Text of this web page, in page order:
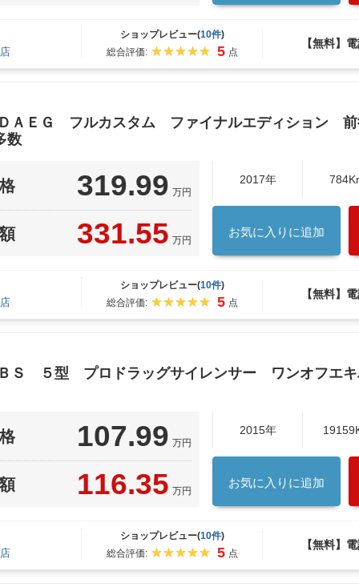
ショップレビュー(10件)
総合評価:
5 点
【無料】
ＡＥＧ フルカスタム ファイナルエディション
数
319.99 万円
331.55 万円
2017年
お気に入りに追加
ショップレビュー(10件)
総合評価:
5 点
【無料】
Ｓ ５型 プロドラッグサイレンサー ワンオフエ
107.99 万円
116.35 万円
2015年
お気に入りに追加
ショップレビュー(10件)
総合評価:
5 点
【無料】